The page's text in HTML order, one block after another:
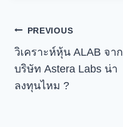
เมนู
นำทาง
เรื่อง
PREVIOUS
วิเคราะห์หุ้น ALAB จาก
บริษัท Astera Labs น่า
ลงทุนไหม ?